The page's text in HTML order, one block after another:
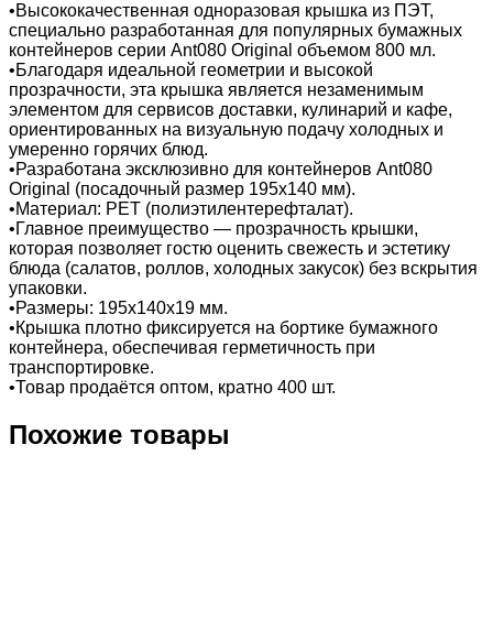
•Высококачественная одноразовая крышка из ПЭТ,
специально разработанная для популярных бумажных
контейнеров серии Ant080 Original объемом 800 мл.
•Благодаря идеальной геометрии и высокой
прозрачности, эта крышка является незаменимым
элементом для сервисов доставки, кулинарий и кафе,
ориентированных на визуальную подачу холодных и
умеренно горячих блюд.
•Разработана эксклюзивно для контейнеров Ant080
Original (посадочный размер 195х140 мм).
•Материал: PET (полиэтилентерефталат).
•Главное преимущество — прозрачность крышки,
которая позволяет гостю оценить свежесть и эстетику
блюда (салатов, роллов, холодных закусок) без вскрытия
упаковки.
•Размеры: 195х140х19 мм.
•Крышка плотно фиксируется на бортике бумажного
контейнера, обеспечивая герметичность при
транспортировке.
•Товар продаётся оптом, кратно 400 шт.
Похожие товары